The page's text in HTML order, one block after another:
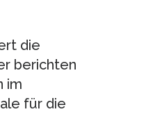
die
berichten
im
für die